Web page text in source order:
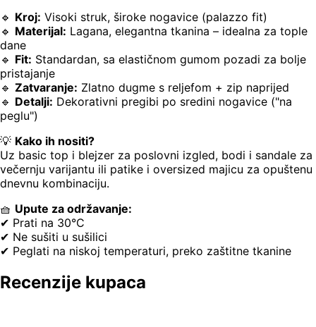
🔹 Kroj: Visoki struk, široke nogavice (palazzo fit)
🔹 Materijal: Lagana, elegantna tkanina – idealna za tople
dane
🔹 Fit: Standardan, sa elastičnom gumom pozadi za bolje
pristajanje
🔹 Zatvaranje: Zlatno dugme s reljefom + zip naprijed
🔹 Detalji: Dekorativni pregibi po sredini nogavice ("na
peglu")
💡 Kako ih nositi?
Uz basic top i blejzer za poslovni izgled, bodi i sandale za
večernju varijantu ili patike i oversized majicu za opuštenu
dnevnu kombinaciju.
🧺 Upute za održavanje:
✔ Prati na 30°C
✔ Ne sušiti u sušilici
✔ Peglati na niskoj temperaturi, preko zaštitne tkanine
Recenzije kupaca